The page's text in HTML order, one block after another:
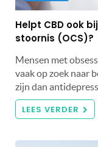
Helpt CBD ook
stoornis (OCS)?
Mensen met
vaak op zoek naar
zijn dan
LEES VERDER